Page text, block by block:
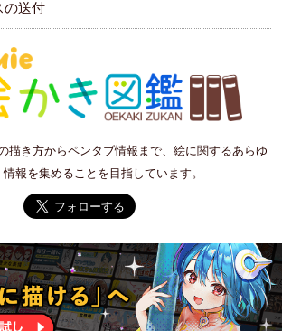
の送付
描き方からペンタブ情報まで、絵に関するあらゆ
情報を集めることを目指しています。